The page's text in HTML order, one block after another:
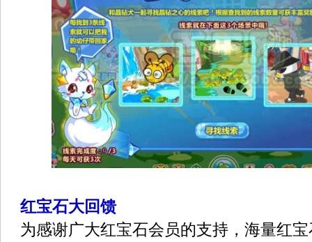
红宝石大回馈
为感谢广大红宝石会员的支持，海量红